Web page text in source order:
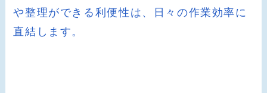
や整理ができる利便性は、日々の作業効率に
直結します。